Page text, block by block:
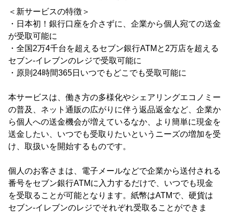
＜新サービスの特徴＞
・日本初！銀行口座を介さずに、企業から個人宛ての送金
が受取可能に
・全国2万4千台を超えるセブン銀行ATMと2万店を超える
セブン‐イレブンのレジで受取可能に
・原則24時間365日いつでもどこでも受取可能に
本サービスは、働き方の多様化やシェアリングエコノミー
の普及、ネット通販の広がりに伴う返品返金など、企業か
ら個人への送金機会が増えているなか、より簡単に現金を
送金したい、いつでも受取りたいというニーズの増加を受
け、取扱いを開始するものです。
個人のお客さまは、電子メールなどで企業から送付される
番号をセブン銀行ATMに入力するだけで、いつでも現金
を受取ることが可能となります。紙幣はATMで、硬貨は
セブン‐イレブンのレジでそれぞれ受取ることができま